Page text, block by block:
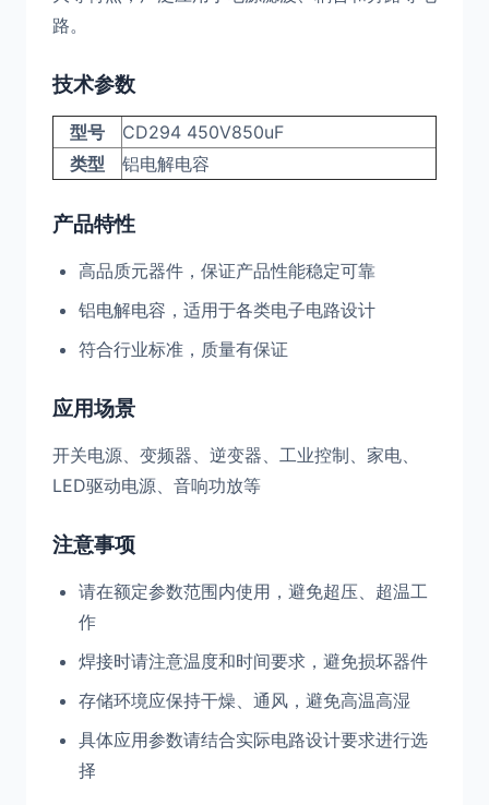
路。
技术参数
型号
CD294 450V850uF
类型
铝电解电容
产品特性
高品质元器件，保证产品性能稳定可靠
铝电解电容，适用于各类电子电路设计
符合行业标准，质量有保证
应用场景
开关电源、变频器、逆变器、工业控制、家电、
LED驱动电源、音响功放等
注意事项
请在额定参数范围内使用，避免超压、超温工
作
焊接时请注意温度和时间要求，避免损坏器件
存储环境应保持干燥、通风，避免高温高湿
具体应用参数请结合实际电路设计要求进行选
择